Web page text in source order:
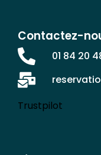
Contactez-
01 84 20
Trustpilot